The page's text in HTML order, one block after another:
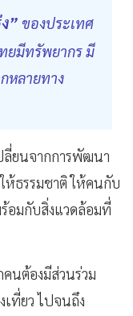
” ของประเทศ
ยมีทรัพยากร มี
หลายทาง
ลี่ยนจากการพัฒนา
ธรรมชาติ ให้คนกับ
อมกับสิ่งแวดล้อมที่
นต้องมีส่วนร่วม
ที่ยว ไปจนถึง